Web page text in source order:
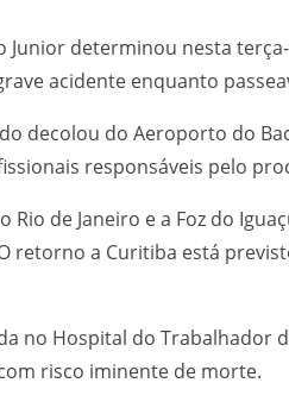
Junior determinou nesta
acidente enquanto
decolou do Aeroporto do
responsáveis pelo
Rio de Janeiro e a Foz do
retorno a Curitiba está
no Hospital do
risco iminente de morte.